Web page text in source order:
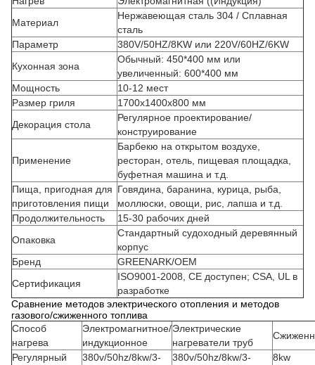
Материал
Нержавеющая сталь 304 / Сплавная
сталь
Параметр
380V/50HZ/8KW или 220V/60HZ/6KW
Кухонная зона
Обычный: 450*400 мм или
увеличенный: 600*400 мм
Мощность
10-12 мест
Размер гриля
1700x1400x800 мм
Декорация стола
Регулярное проектирование/
конструирование
Применение
Барбекю на открытом воздухе,
ресторан, отель, пищевая площадка,
буфетная машина и т.д.
Пища, пригодная для
приготовления пищи
Говядина, баранина, курица, рыба,
моллюски, овощи, рис, лапша и т.д.
Продолжительность
15-30 рабочих дней
Опаковка
Стандартный судоходный деревянный
корпус
Бренд
GREENARK/OEM
Сертификация
ISO9001-2008, CE доступен; CSA, UL в
разработке
Сравнение методов электрического отопления и методов
газового/сжиженного топлива
Способ
нагрева
Электромагнитное/
индукционное
Электрические
нагреватели труб
Регулярный
380v/50hz/8kw/3-
380v/50hz/8kw/3-
8kw